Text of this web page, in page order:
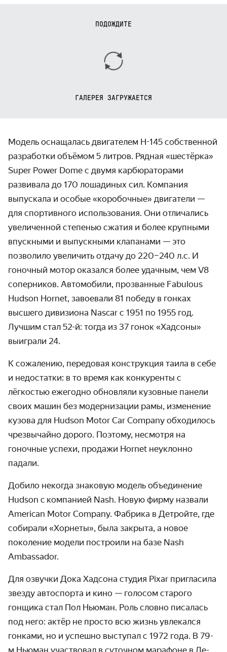
ПОДОЖДИТЕ
ГАЛЕРЕЯ ЗАГРУЖАЕТСЯ
Модель оснащалась двигателем H-145 собственной
разработки объёмом 5 литров. Рядная «шестёрка»
Super Power Dome с двумя карбюраторами
развивала до 170 лошадиных сил. Компания
выпускала и особые «коробочные» двигатели —
для спортивного использования. Они отличались
увеличенной степенью сжатия и более крупными
впускными и выпускными клапанами — это
позволило увеличить отдачу до 220–240 л.с. И
гоночный мотор оказался более удачным, чем V8
соперников. Автомобили, прозванные Fabulous
Hudson Hornet, завоевали 81 победу в гонках
высшего дивизиона Nascar с 1951 по 1955 год.
Лучшим стал 52-й: тогда из 37 гонок «Хадсоны»
выиграли 24.
К сожалению, передовая конструкция таила в себе
и недостатки: в то время как конкуренты с
лёгкостью ежегодно обновляли кузовные панели
своих машин без модернизации рамы, изменение
кузова для Hudson Motor Car Company обходилось
чрезвычайно дорого. Поэтому, несмотря на
гоночные успехи, продажи Hornet неуклонно
падали.
Добило некогда знаковую модель объединение
Hudson c компанией Nash. Новую фирму назвали
American Motor Company. Фабрика в Детройте, где
собирали «Хорнеты», была закрыта, а новое
поколение модели построили на базе Nash
Ambassador.
Для озвучки Дока Хадсона студия Pixar пригласила
звезду автоспорта и кино — голосом старого
гонщика стал Пол Ньюман. Роль словно писалась
под него: актёр не просто всю жизнь увлекался
гонками, но и успешно выступал с 1972 года. В 79-
м Ньюман участвовал в суточном марафоне в Ле-